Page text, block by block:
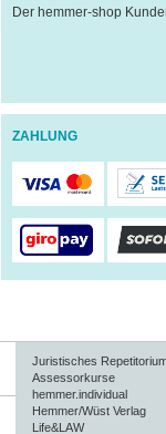
Der hemmer-shop
ZAHLUNG
Juristisches
Assessorkurse
hemmer.individual
Hemmer/Wüst Verlag
Life&LAW